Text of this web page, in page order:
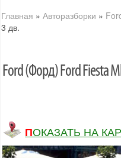
Главная » Авторазборки »
3 дв.
Ford (Форд) Ford Fiesta
ПОКАЗАТЬ НА